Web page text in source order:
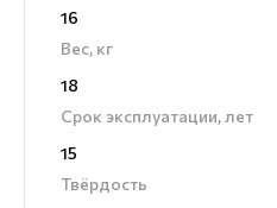
16
Вес, кг
18
Срок эксплуатации, лет
15
Твёрдость